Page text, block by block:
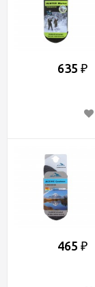
635 ₽
465 ₽